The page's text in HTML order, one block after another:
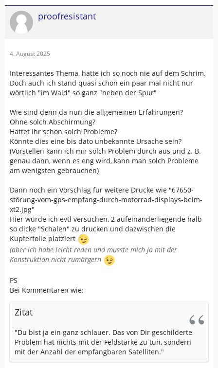
proofresistant
4. August 2025
Interessantes Thema, hatte ich so noch nie auf dem Schrim.
Doch auch ich stand quasi schon ein paar mal nicht nur
wörtlich "im Wald" so ganz "neben der Spur"
Wie sind denn da nun die allgemeinen Erfahrungen?
Ohne solch Abschirmung?
Hattet Ihr schon solch Probleme?
Könnte dies eine bis dato unbekannte Ursache sein?
(Vorstellen kann ich mir solch Problem durch aus und z. B.
genau dann, wenn es eng wird, kann man solch Probleme
am wenigsten gebrauchen)
Dann noch ein Vorschlag für weitere Drucke wie "67650-
störung-vom-gps-empfang-durch-motorrad-displays-beim-
xt2.jpg"
Hier würde ich evtl versuchen, 2 aufeinanderliegende halb
so dicke "Schalen" zu drucken und dazwischen die
Kupferfolie platziert
(aber ich habe leicht reden und musste mich ja mit der
Konstruktion nicht rumärgern
PS
Bei Kommentaren wie:
Zitat
"Du bist ja ein ganz schlauer. Das von Dir geschilderte
Problem hat nichts mit der Feldstärke zu tun, sondern
mit der Anzahl der empfangbaren Satelliten."